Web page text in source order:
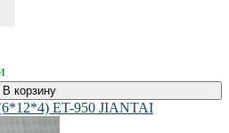
В корзину
ET-950 JIANTAI